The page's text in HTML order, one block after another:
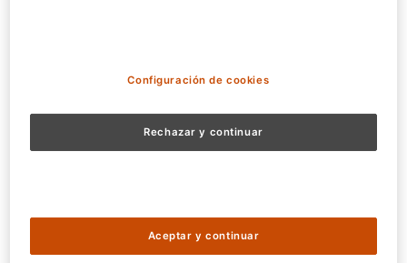
entre otras. Y cuando termines, disfruta de los Shows
Puedes descubrir la naturaleza más asombrosa, las
especies más sorprendentes y divertirte con las
Además, disfrutarás de descuentos en
Configuración de cookies
Rechazar y continuar
Aceptar y continuar